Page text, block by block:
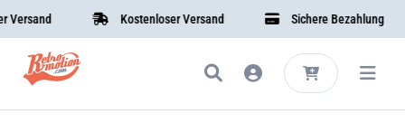
Kostenloser Versand Sichere Bezahlung